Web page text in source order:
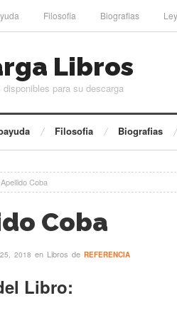
Filosofia Biografias
Libros
para su descarga
Filosofia Biografias
Apellido Coba
Coba
2018 en Libros de REFERENCIA
Libro: